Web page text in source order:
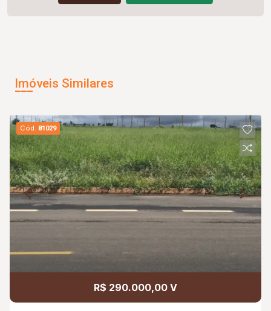
Imóveis Similares
Cód. 81029
R$ 290.000,00 V